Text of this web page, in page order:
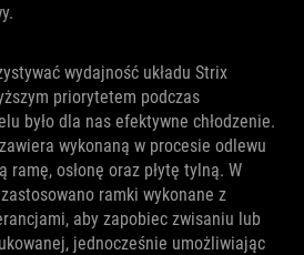
wydajność układu Strix
priorytetem podczas
było dla nas efektywne chłodzenie.
wykonaną w procesie odlewu
osłonę oraz płytę tylną. W
ramki wykonane z
aby zapobiec zwisaniu lub
jednocześnie umożliwiając